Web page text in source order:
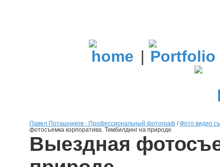
|
Павел Поташников - Профессиональный фотограф/Фото видео
фотосъемка корпоратива. Тимбилдинг на природе.
Выездная